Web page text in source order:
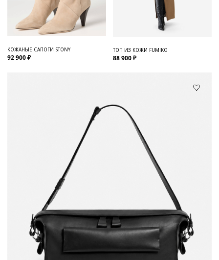
КОЖАНЫЕ САПОГИ STONY
92 900 ₽
ТОП ИЗ КОЖИ FUMIKO
88 900 ₽